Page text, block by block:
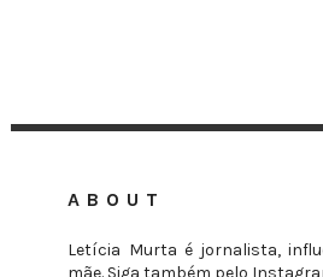
ABOUT
Letícia Murta é jornalista,